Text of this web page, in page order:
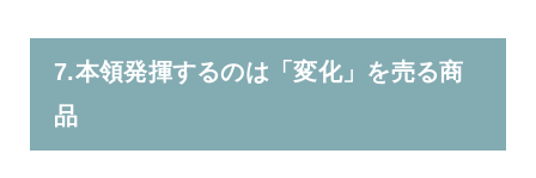
7.本領発揮するのは「変化」を売る商
品